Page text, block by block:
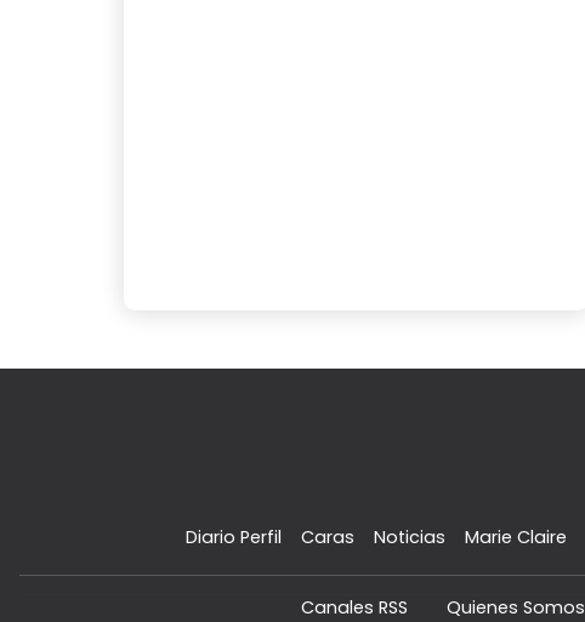
Diario Perfil Caras Noticias Marie Claire
Canales RSS Quienes Somos